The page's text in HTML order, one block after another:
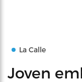
La Calle
Joven